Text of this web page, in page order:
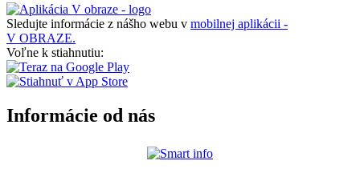
Sledujte informácie z nášho webu v mobilnej aplikácii -
V OBRAZE.
Voľne k stiahnutiu:
Informácie od nás